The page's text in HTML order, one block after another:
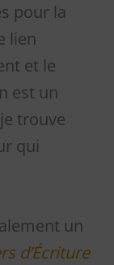
pour la
lien
et le
est un
trouve
qui
un
d’Écriture